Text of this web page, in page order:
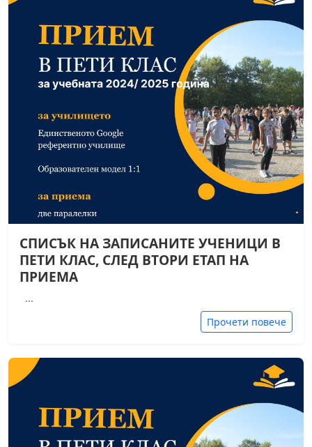
СПИСЪК НА ЗАПИСАНИТЕ УЧЕНИЦИ В
ПЕТИ КЛАС, СЛЕД ВТОРИ ЕТАП НА
ПРИЕМА
...
Прочети повече